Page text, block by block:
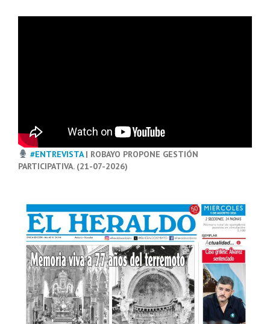
#ENTREVISTA| ROBAYO PROPONE GESTIÓN
PARTICIPATIVA. (21-07-2026)